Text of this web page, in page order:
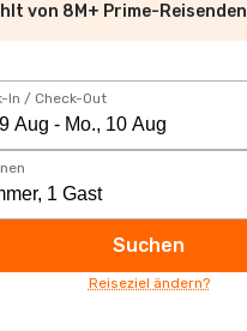
von 8M+ Prime-Reisenden
In / Check-Out
Suchen
Reiseziel ändern?